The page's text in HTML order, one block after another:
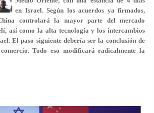
en Israel. Según los acuerdos ya firmados,
controlará la mayor parte del mercado
así como la alta tecnología y los intercambios
El paso siguiente debería ser la conclusión de
Todo eso modificará radicalmente la